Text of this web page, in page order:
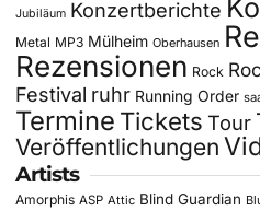
Jubiläum Konzertberichte
Metal MP3 Mülheim Oberhausen
Rezensionen Rock
Festival ruhr Running Order
Termine Tickets Tour
Veröffentlichungen
Artists
Amorphis ASP Attic Blind Guardian